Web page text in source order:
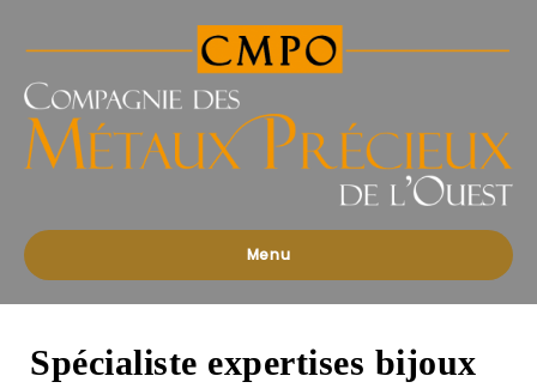
des
Précieux
l'Ouest
Menu
Spécialiste expertises bijoux